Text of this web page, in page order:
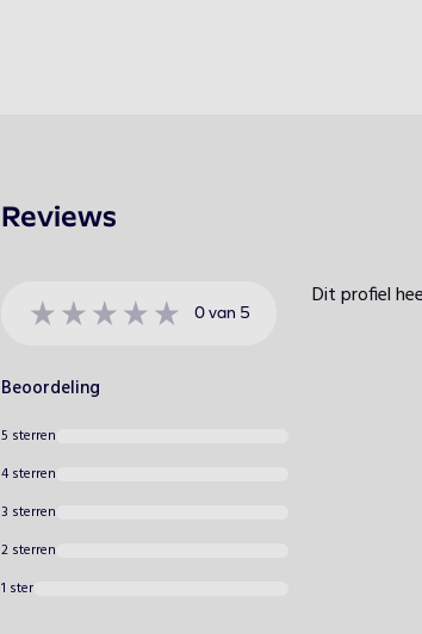
Reviews
0van 5
Beoordeling
5 sterren
4 sterren
3 sterren
2 sterren
1 ster
Dit profiel